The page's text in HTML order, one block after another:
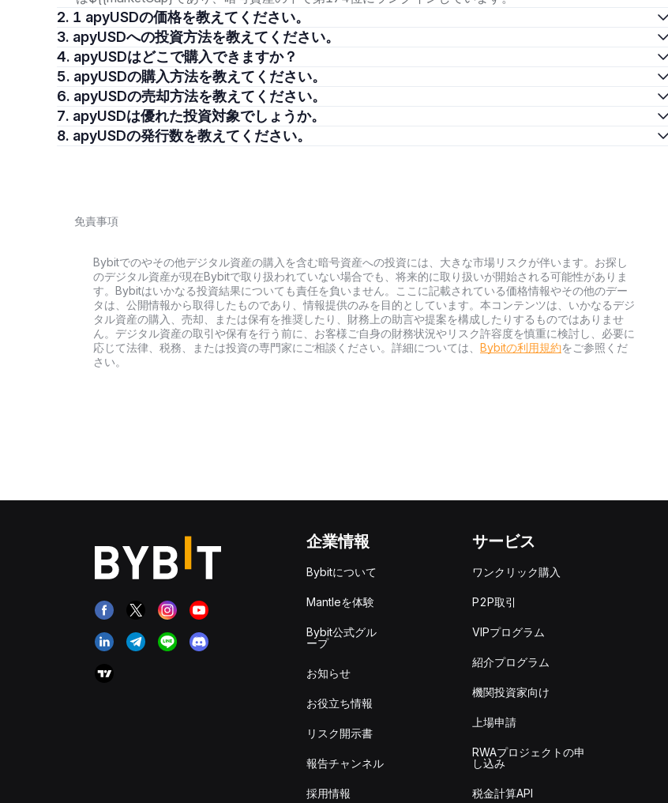
2. 1 apyUSDの価格を教えてください。
3. apyUSDへの投資方法を教えてください。
4. apyUSDはどこで購入できますか？
5. apyUSDの購入方法を教えてください。
6. apyUSDの売却方法を教えてください。
7. apyUSDは優れた投資対象でしょうか。
8. apyUSDの発行数を教えてください。
免責事項
Bybitでのやその他デジタル資産の購入を含む暗号資産への投資には、大きな市場リスクが伴います。お探し
のデジタル資産が現在Bybitで取り扱われていない場合でも、将来的に取り扱いが開始される可能性がありま
す。Bybitはいかなる投資結果についても責任を負いません。ここに記載されている価格情報やその他のデー
タは、公開情報から取得したものであり、情報提供のみを目的としています。本コンテンツは、いかなるデジ
タル資産の購入、売却、または保有を推奨したり、財務上の助言や提案を構成したりするものではありませ
ん。デジタル資産の取引や保有を行う前に、お客様ご自身の財務状況やリスク許容度を慎重に検討し、必要に
応じて法律、税務、または投資の専門家にご相談ください。詳細については、 Bybitの利用規約をご参照くだ
さい。
企業情報
Bybitについて
Mantleを体験
Bybit公式グル
ープ
お知らせ
お役立ち情報
リスク開示書
報告チャンネル
採用情報
サービス
ワンクリック購入
P2P取引
VIPプログラム
紹介プログラム
機関投資家向け
上場申請
RWAプロジェクトの申
し込み
税金計算API